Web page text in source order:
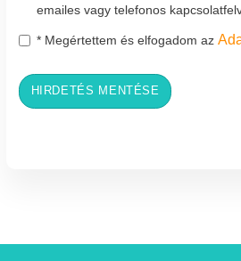
emailes vagy telefonos
* Megértettem és elfogadom az
HIRDETÉS MENTÉSE